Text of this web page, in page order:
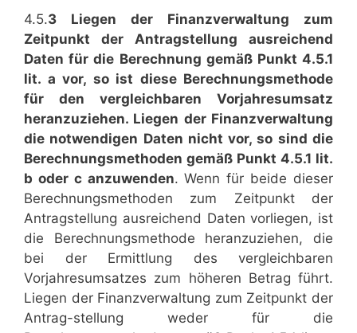
4.5.3 Liegen der Finanzverwaltung zum
Zeitpunkt der Antragstellung ausreichend
Daten für die Berechnung gemäß Punkt 4.5.1
lit. a vor, so ist diese Berechnungsmethode
für den vergleichbaren Vorjahresumsatz
heranzuziehen. Liegen der Finanzverwaltung
die notwendigen Daten nicht vor, so sind die
Berechnungsmethoden gemäß Punkt 4.5.1 lit.
b oder c anzuwenden. Wenn für beide dieser
Berechnungsmethoden zum Zeitpunkt der
Antragstellung ausreichend Daten vorliegen, ist
die Berechnungsmethode heranzuziehen, die
bei der Ermittlung des vergleichbaren
Vorjahresumsatzes zum höheren Betrag führt.
Liegen der Finanzverwaltung zum Zeitpunkt der
Antrag-stellung weder für die